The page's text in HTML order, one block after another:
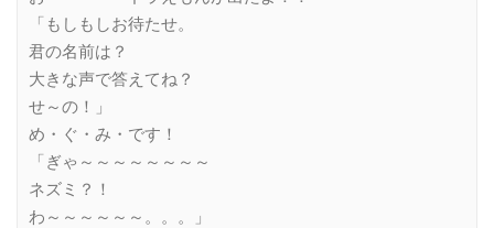
「もしもしお待たせ。
君の名前は？
大きな声で答えてね？
せ～の！」
め・ぐ・み・です！
「ぎゃ～～～～～～～～
ネズミ？！
わ～～～～～～。。。」